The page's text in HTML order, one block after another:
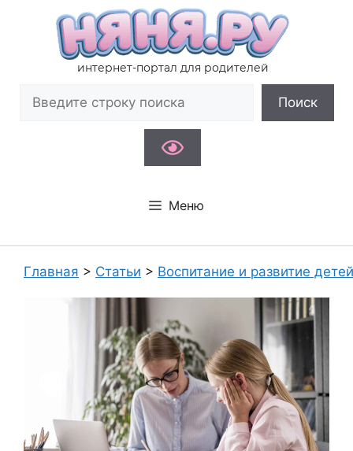
содержимому
интернет-портал для родителей
Поиск
Меню
Главная > Статьи > Воспитание и развитие детей